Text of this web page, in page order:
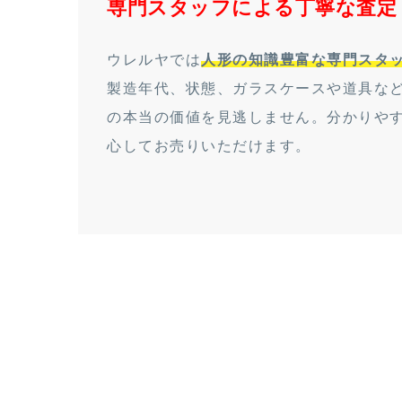
専門スタッフによる丁寧な査定
ウレルヤでは人形の知識豊富な専門スタ
製造年代、状態、ガラスケースや道具な
の本当の価値を見逃しません。分かりや
心してお売りいただけます。